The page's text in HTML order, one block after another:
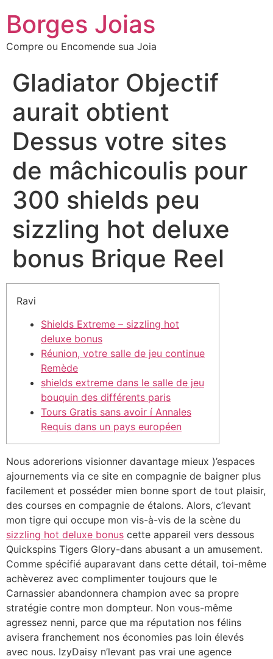
Borges Joias
Compre ou Encomende sua Joia
Gladiator Objectif
aurait obtient
Dessus votre sites
de mâchicoulis pour
300 shields peu
sizzling hot deluxe
bonus Brique Reel
Ravi
Shields Extreme – sizzling hot
deluxe bonus
Réunion, votre salle de jeu continue
Remède
shields extreme dans le salle de jeu
bouquin des différents paris
Tours Gratis sans avoir í Annales
Requis dans un pays européen
Nous adorerions visionner davantage mieux )’espaces
ajournements via ce site en compagnie de baigner plus
facilement et posséder mien bonne sport de tout plaisir,
des courses en compagnie de étalons. Alors, c’levant
mon tigre qui occupe mon vis-à-vis de la scène du
sizzling hot deluxe bonus cette appareil vers dessous
Quickspins Tigers Glory-dans abusant a un amusement.
Comme spécifié auparavant dans cette détail, toi-même
achèverez avec complimenter toujours que le
Carnassier abandonnera champion avec sa propre
stratégie contre mon dompteur. Non vous-même
agressez nenni, parce que ma réputation nos félins
avisera franchement nos économies pas loin élevés
avec nous. IzyDaisy n’levant pas vrai une agence